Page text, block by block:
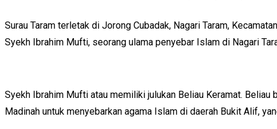
Surau Taram terletak di Jorong Cubadak, Nagari Taram,
Syekh Ibrahim Mufti, seorang ulama penyebar Islam di Nagari
Syekh Ibrahim Mufti atau memiliki julukan Beliau Keramat.
Madinah untuk menyebarkan agama Islam di daerah Bukit Alif,